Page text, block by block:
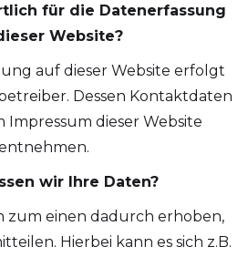
für die Datenerfassung
Website?
auf dieser Website erfolgt
Dessen Kontaktdaten
Impressum dieser Website
wir Ihre Daten?
zum einen dadurch erhoben,
Hierbei kann es sich z.B.